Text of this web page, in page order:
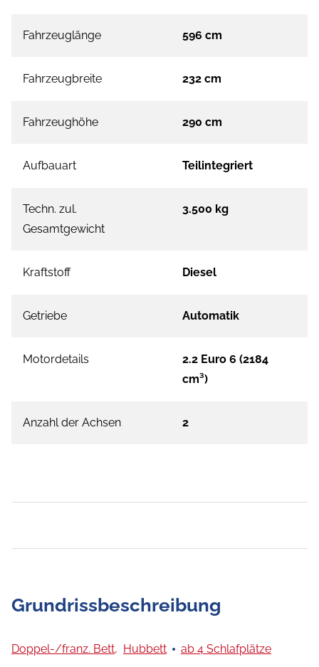
Fahrzeuglänge 596 cm
Fahrzeugbreite 232 cm
Fahrzeughöhe 290 cm
Aufbauart Teilintegriert
Techn. zul.
Gesamtgewicht
3.500 kg
Kraftstoff Diesel
Getriebe Automatik
Motordetails
2.2 Euro 6 (2184
cm³)
Anzahl der Achsen 2
Grundrissbeschreibung
Doppel-/franz. Bett, Hubbett ab 4 Schlafplätze